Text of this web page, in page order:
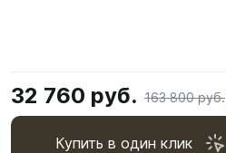
32 760 руб. 163 800 руб.
Купить в один клик